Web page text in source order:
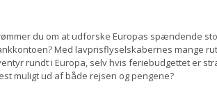
du om at udforske Europas spændende
Med lavprisflyselskabernes mange
rundt i Europa, selv hvis feriebudgettet er
muligt ud af både rejsen og pengene?